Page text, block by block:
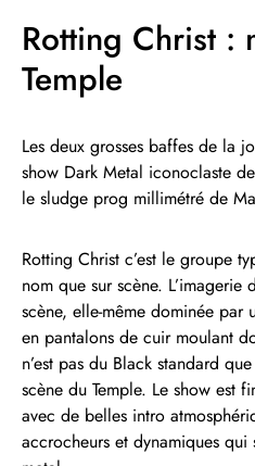
Rotting Christ :
Temple
Les deux grosses baffes de la
show Dark Metal iconoclaste
le sludge prog millimétré de
Rotting Christ c’est le groupe
nom que sur scène.
scène, elle-même dominée
en pantalons de cuir moulant
n’est pas du Black standard
scène du Temple. Le show est
avec de belles intro
accrocheurs et dynamiques